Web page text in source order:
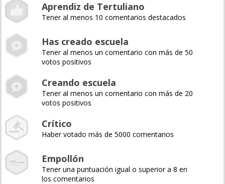
Aprendiz de Tertuliano
Tener al menos 10 comentarios destacados
Has creado escuela
Tener al menos un comentario con más de 50
votos positivos
Creando escuela
Tener al menos un comentario con más de 20
votos positivos
Crítico
Haber votado más de 5000 comentarios
Empollón
Tener una puntuación igual o superior a 8 en
los comentarios